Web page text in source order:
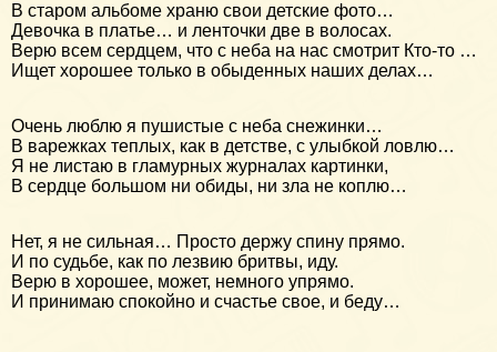
В старом альбоме храню свои детские фото…
Девочка в платье… и ленточки две в волосах.
Верю всем сердцем, что с неба на нас смотрит Кто-то …
Ищет хорошее только в обыденных наших делах…
Очень люблю я пушистые с неба снежинки…
В варежках теплых, как в детстве, с улыбкой ловлю…
Я не листаю в гламурных журналах картинки,
В сердце большом ни обиды, ни зла не коплю…
Нет, я не сильная… Просто держу спину прямо.
И по судьбе, как по лезвию бритвы, иду.
Верю в хорошее, может, немного упрямо.
И принимаю спокойно и счастье свое, и беду…